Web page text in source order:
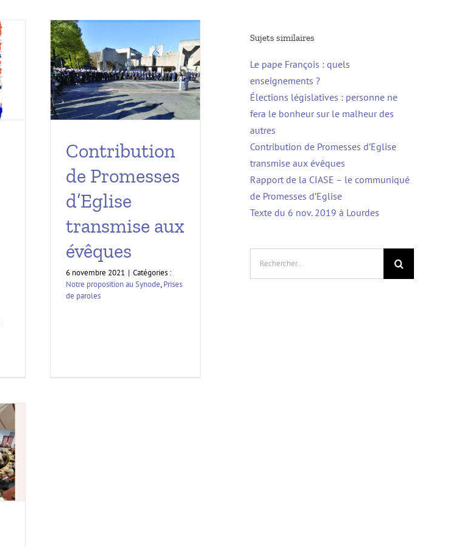
Contribution
de Promesses
d’Eglise
transmise aux
évêques⁩
6 novembre 2021 | Catégories :
Notre proposition au Synode,Prises
de paroles
Sujets similaires
Le pape François : quels
enseignements ?
Élections législatives : personne ne
fera le bonheur sur le malheur des
autres
Contribution de Promesses d’Eglise
transmise aux évêques⁩
Rapport de la CIASE – le communiqué
de Promesses d’Eglise
Texte du 6 nov. 2019 à Lourdes